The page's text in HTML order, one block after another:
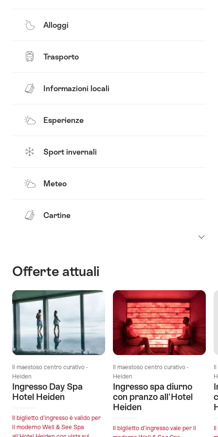
Alloggi
Trasporto
Informazioni locali
Esperienze
Sport invernali
Meteo
Cartine
Offerte attuali
Il maestoso centro curativo -
Heiden
Ingresso Day Spa
Hotel Heiden
Il biglietto d'ingresso è valido per
il moderno Well & See Spa
Il maestoso centro curativo -
Heiden
Ingresso spa diurno
con pranzo all'Hotel
Heiden
Il biglietto d'ingresso vale per il